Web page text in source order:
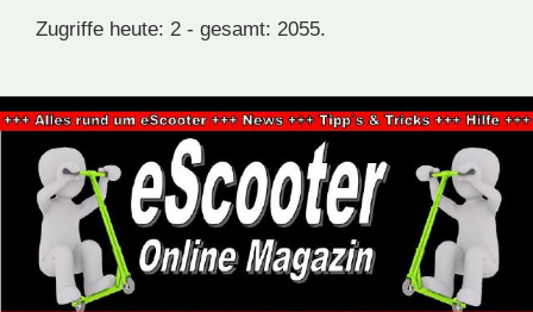
Zugriffe heute: 2 - gesamt: 2055.